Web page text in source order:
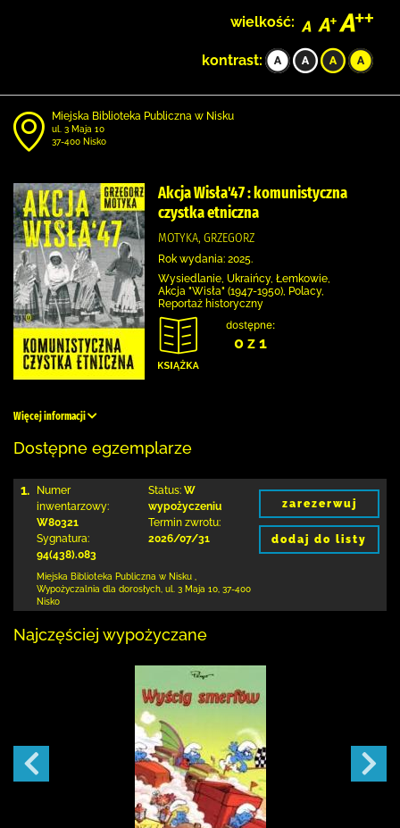
wielkość:
kontrast:
Miejska Biblioteka Publiczna w Nisku
ul. 3 Maja 10
37-400 Nisko
Akcja Wisła'47 : komunistyczna
czystka etniczna
MOTYKA, GRZEGORZ
Rok wydania: 2025.
Wysiedlanie, Ukraińcy, Łemkowie,
Akcja "Wisła" (1947-1950), Polacy,
Reportaż historyczny
dostępne:
0 z 1
Więcej informacji
Dostępne egzemplarze
1.
Numer
inwentarzowy:
W80321
Sygnatura:
94(438).083
Status: W
wypożyczeniu
Termin zwrotu:
2026/07/31
Miejska Biblioteka Publiczna w Nisku
Wypożyczalnia dla dorosłych, ul. 3 Maja 10 37-400
Nisko
zarezerwuj
dodaj do listy
Najczęściej wypożyczane